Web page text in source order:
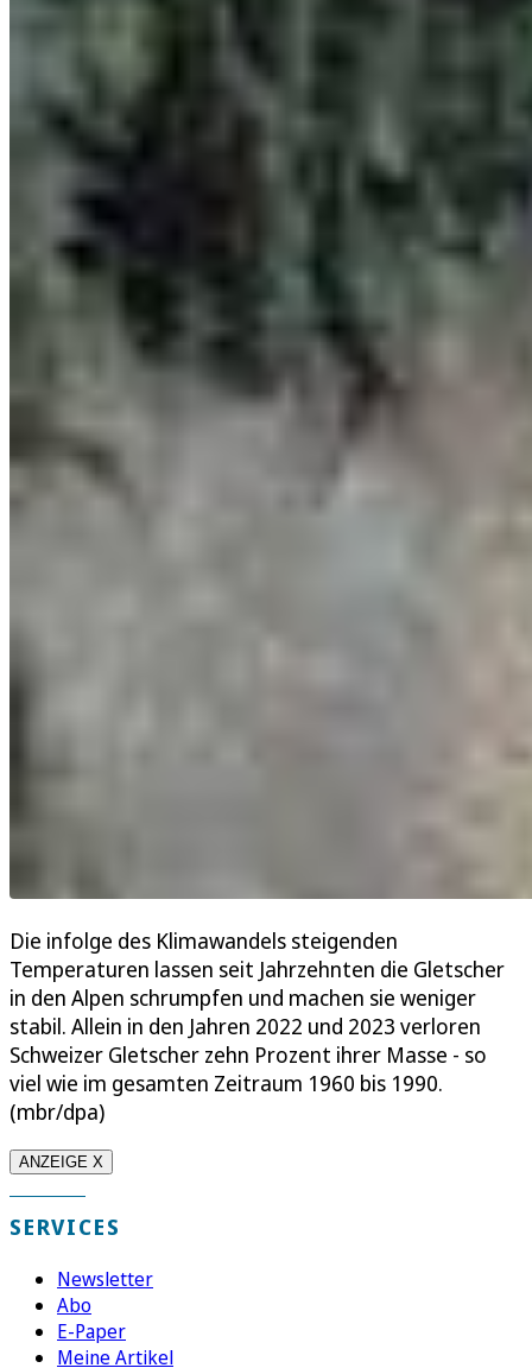
Die infolge des Klimawandels steigenden
Temperaturen lassen seit Jahrzehnten die Gletscher
in den Alpen schrumpfen und machen sie weniger
stabil. Allein in den Jahren 2022 und 2023 verloren
Schweizer Gletscher zehn Prozent ihrer Masse - so
viel wie im gesamten Zeitraum 1960 bis 1990.
(mbr/dpa)
ANZEIGE X
SERVICES
Newsletter
Abo
E-Paper
Meine Artikel